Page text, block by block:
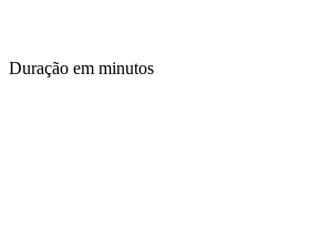
Duração em minutos